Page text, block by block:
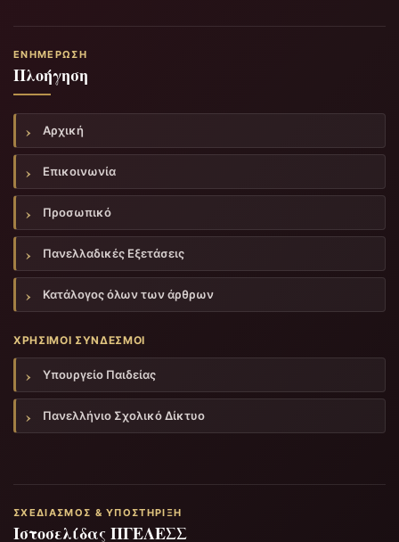
ΕΝΗΜΈΡΩΣΗ
Πλοήγηση
Αρχική
Επικοινωνία
Προσωπικό
Πανελλαδικές Εξετάσεις
Κατάλογος όλων των άρθρων
ΧΡΉΣΙΜΟΙ ΣΎΝΔΕΣΜΟΙ
Υπουργείο Παιδείας
Πανελλήνιο Σχολικό Δίκτυο
ΣΧΕΔΙΑΣΜΌΣ & ΥΠΟΣΤΉΡΙΞΗ
Ιστοσελίδας ΠΓΕΛΕΣΣ